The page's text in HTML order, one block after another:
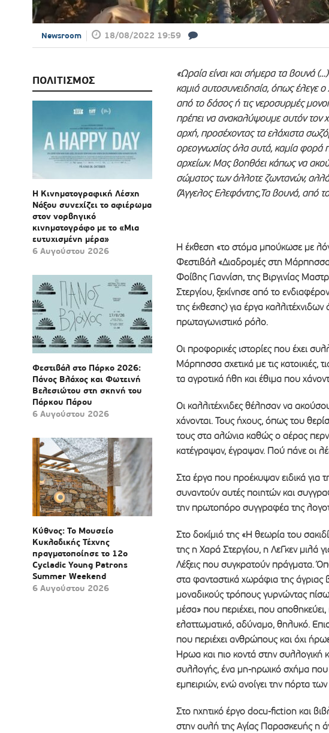
Newsroom 18/08/2022 19:59
ΠΟΛΙΤΙΣΜΟΣ
Η Κινηματογραφική Λέσχη
Νάξου συνεχίζει το αφιέρωμα
στον νορβηγικό
κινηματογράφο με το «Μια
ευτυχισμένη μέρα»
6 Αυγούστου 2026
Φεστιβάλ στο Πάρκο 2026:
Πάνος Βλάχος και Φωτεινή
Βελεσιώτου στη σκηνή του
Πάρκου Πάρου
6 Αυγούστου 2026
Κύθνος: Το Μουσείο
Κυκλαδικής Τέχνης
πραγματοποίησε το 12ο
Cycladic Young Patrons
Summer Weekend
6 Αυγούστου 2026
«Ωραία είναι και σήμερα τα βουνά
καμιά αυτοσυνειδησία, όπως έλεγε
από το δάσος ή τις νεροσυρμές
πρέπει να ανακαλύψουμε αυτόν τον
αρχή, προσέχοντας τα ελάχιστα
ορεογνωσίας όλα αυτά, καμία φορά
αρχείων. Μας βοηθάει κάπως να
σώματος των άλλοτε ζωντανών,
(Άγγελος Ελεφάντης,Τα βουνά, από το
Η έκθεση «το στόμα μπούκωσε με
Φεστιβάλ «Διαδρομές στη
Φοίβης Γιαννίση, της Βιργινίας
Στεργίου, ξεκίνησε από το
της έκθεσης) για έργα
πρωταγωνιστικό ρόλο.
Οι προφορικές ιστορίες που έχει
Μάρπησσα σχετικά με τις κατοικιές,
τα αγροτικά ήθη και έθιμα που
Οι καλλιτέχνιδες θέλησαν να
χάνονται. Τους ήχους, όπως του
τους στα αλώνια καθώς ο αέρας
κατέγραψαν, έγραψαν. Πού πάνε οι
Στα έργα που προέκυψαν ειδικά για
συναντούν αυτές ποιητών και
την πρωτοπόρο συγγραφέα της
Στο δοκίμιό της «Η θεωρία του
της η Χαρά Στεργίου, η ΛεΓκεν μιλά
Λέξεις που συγκρατούν πράγματα.
στα φανταστικά χωράφια της άγριας
μοναδικούς τρόπους γυρνώντας πίσω
μέσα» που περιέχει, που
ελαττωματικό, αδύναμο, θηλυκό.
που περιέχει ανθρώπους και όχι
Ήρωα και πιο κοντά στην συλλογική
συλλογής, ένα μη-ηρωικό σχήμα που
εμπειριών, ενώ ανοίγει την πόρτα
Στο ηχητικό έργο docu-fiction και
στην αυλή της Αγίας Παρασκευής η